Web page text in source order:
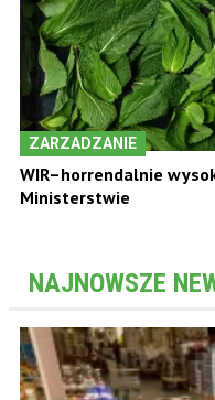
ZARZADZANIE
WIR–horrendalnie
Ministerstwie
NAJNOWSZE